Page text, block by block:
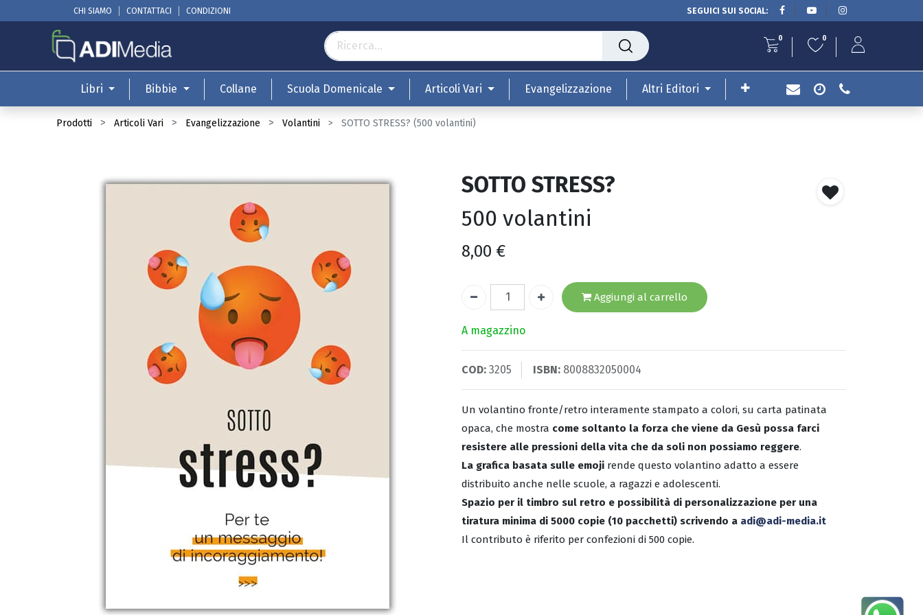
CHI SIAMO CONTATTACI CONDIZIONI SEGUICI SUI SOCIAL:
0 0
Libri Bibbie Collane Scuola Domenicale Articoli Vari Evangelizzazione Altri Editori
Prodotti Articoli Vari Evangelizzazione Volantini SOTTO STRESS? (500 volantini)
SOTTO STRESS?
500 volantini
8,00 €
Aggiungi al carrello
A magazzino
COD: 3205 ISBN: 8008832050004
Un volantino fronte/retro interamente stampato a colori, su carta patinata
opaca, che mostra come soltanto la forza che viene da Gesù possa farci
resistere alle pressioni della vita che da soli non possiamo reggere.
La grafica basata sulle emoji rende questo volantino adatto a essere
distribuito anche nelle scuole, a ragazzi e adolescenti.
Spazio per il timbro sul retro e possibilità di personalizzazione per una
tiratura minima di 5000 copie (10 pacchetti) scrivendo a adi@adi-media.it
Il contributo è riferito per confezioni di 500 copie.